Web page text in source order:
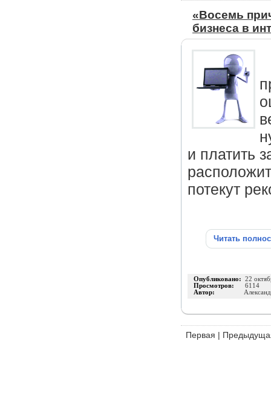
«Восемь
бизнеса в
и платить
потекут
Читать
Опубликовано: 22
Просмотров: 6114
Автор:
Первая |